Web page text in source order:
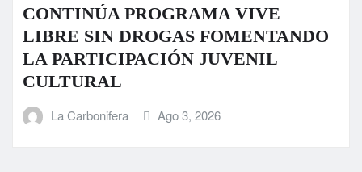
CONTINÚA PROGRAMA VIVE
LIBRE SIN DROGAS FOMENTANDO
LA PARTICIPACIÓN JUVENIL
CULTURAL
La Carbonifera Ago 3, 2026